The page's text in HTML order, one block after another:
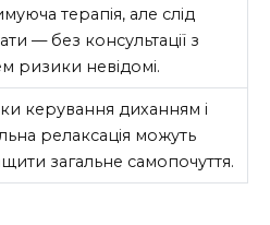
терапія, але слід
— без консультації з
ризики невідомі.
керування диханням і
релаксація можуть
загальне самопочуття.